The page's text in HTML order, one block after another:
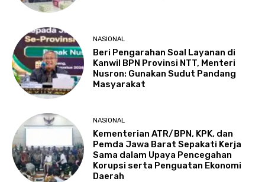
NASIONAL
Beri Pengarahan Soal Layanan di
Kanwil BPN Provinsi NTT, Menteri
Nusron: Gunakan Sudut Pandang
Masyarakat
NASIONAL
Kementerian ATR/BPN, KPK, dan
Pemda Jawa Barat Sepakati Kerja
Sama dalam Upaya Pencegahan
Korupsi serta Penguatan Ekonomi
Daerah